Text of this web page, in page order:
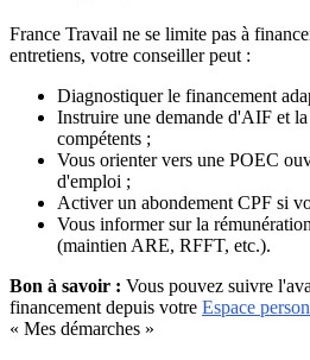
France Travail ne se limite pas à
entretiens, votre conseiller peut :
Diagnostiquer le financement
Instruire une demande d'AIF et
compétents ;
Vous orienter vers une POEC
d'emploi ;
Activer un abondement CPF si
Vous informer sur la
(maintien ARE, RFFT, etc.).
Bon à savoir : Vous pouvez suivre
financement depuis votre Espace
« Mes démarches »